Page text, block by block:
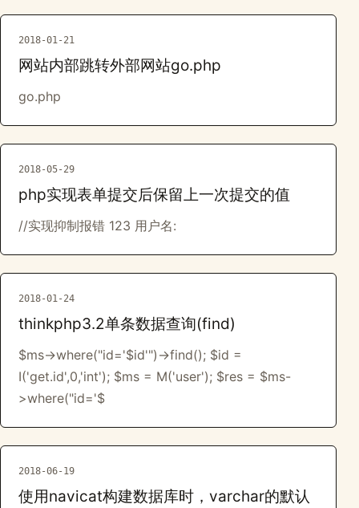
2018-01-21
网站内部跳转外部网站go.php
go.php
2018-05-29
php实现表单提交后保留上一次提交的值
//实现抑制报错 123 用户名:
2018-01-24
thinkphp3.2单条数据查询(find)
$ms->where("id='$id'")->find(); $id =
I('get.id',0,'int'); $ms = M('user'); $res = $ms-
>where("id='$
2018-06-19
使用navicat构建数据库时，varchar的默认